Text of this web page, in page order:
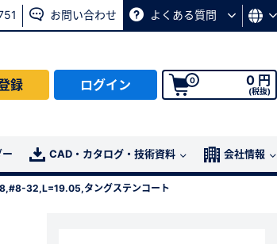
お問い合わせ よくある質問
録 ログイン 0 0 円
(税抜)
CAD・カタログ・技術資料 会社情報
32,L=19.05,タングステンコート
ちら